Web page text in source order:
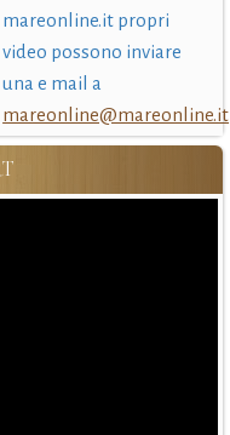
mareonline.it propri
video possono inviare
una e mail a
mareonline@mareonline.it